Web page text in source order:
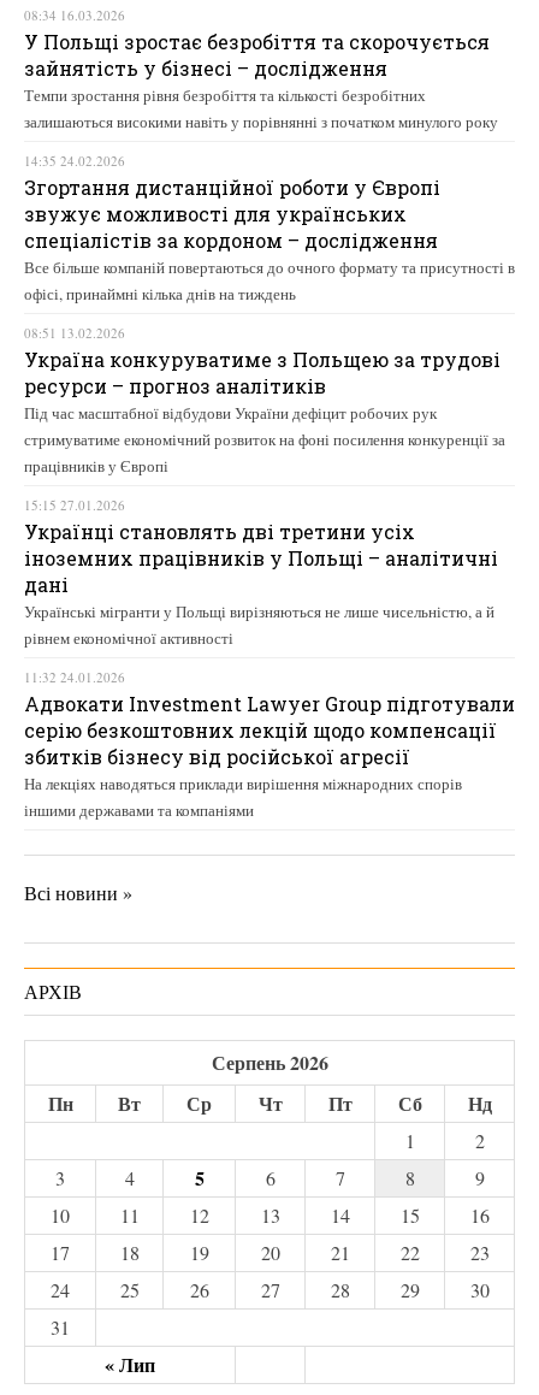
08:34 16.03.2026
У Польщі зростає безробіття та скорочується
зайнятість у бізнесі – дослідження
Темпи зростання рівня безробіття та кількості безробітних
залишаються високими навіть у порівнянні з початком минулого року
14:35 24.02.2026
Згортання дистанційної роботи у Європі
звужує можливості для українських
спеціалістів за кордоном – дослідження
Все більше компаній повертаються до очного формату та присутності в
офісі, принаймні кілька днів на тиждень
08:51 13.02.2026
Україна конкуруватиме з Польщею за трудові
ресурси – прогноз аналітиків
Під час масштабної відбудови України дефіцит робочих рук
стримуватиме економічний розвиток на фоні посилення конкуренції за
працівників у Європі
15:15 27.01.2026
Українці становлять дві третини усіх
іноземних працівників у Польщі – аналітичні
дані
Українські мігранти у Польщі вирізняються не лише чисельністю, а й
рівнем економічної активності
11:32 24.01.2026
Адвокати Investment Lawyer Group підготували
серію безкоштовних лекцій щодо компенсації
збитків бізнесу від російської агресії
На лекціях наводяться приклади вирішення міжнародних спорів
іншими державами та компаніями
Всі новини »
АРХІВ
Серпень 2026
Пн
Вт Ср Чт Пт Сб Нд
« Лип
1
2
3
4 5 6 7 8
9
10
11 12 13 14 15
16
17
18 19 20 21 22
23
24
25 26 27 28 29
30
31